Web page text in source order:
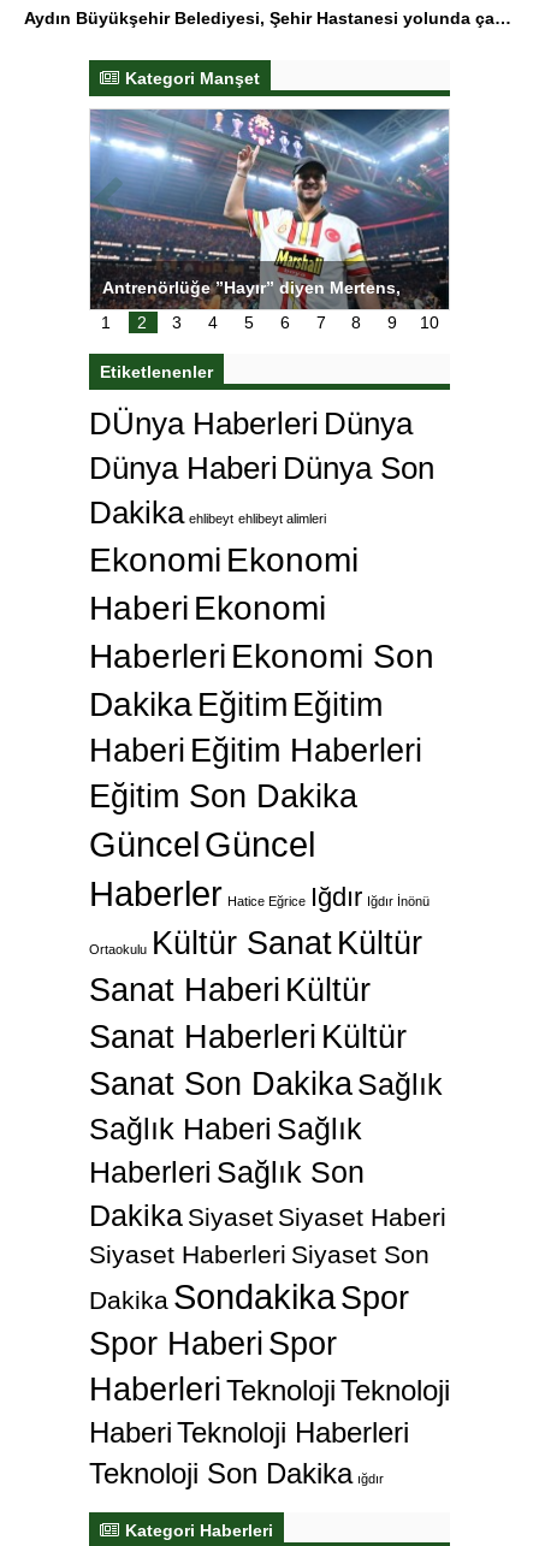
Aydın Büyükşehir Belediyesi, Şehir Hastanesi yolunda çalışmalarını sürdürüyor
Kategori Manşet
Antrenörlüğe ”Hayır” diyen Mertens,
Galatasaray’dan bakın ne istedi
1
2 3 4 5 6 7 8 9 10
Etiketlenenler
DÜnya Haberleri Dünya
Dünya Haberi Dünya Son
Dakika ehlibeyt ehlibeyt alimleri
Ekonomi Ekonomi
Haberi Ekonomi
Haberleri Ekonomi Son
Dakika Eğitim Eğitim
Haberi Eğitim Haberleri
Eğitim Son Dakika
GüncelGüncel
Haberler Hatice Eğrice Iğdır Iğdır İnönü
Ortaokulu Kültür SanatKültür
Sanat Haberi Kültür
Sanat Haberleri Kültür
Sanat Son DakikaSağlık
Sağlık Haberi Sağlık
Haberleri Sağlık Son
Dakika Siyaset Siyaset Haberi
Siyaset Haberleri Siyaset Son
Dakika SondakikaSpor
Spor Haberi Spor
HaberleriTeknolojiTeknoloji
HaberiTeknoloji Haberleri
Teknoloji Son Dakika ığdır
Kategori Haberleri